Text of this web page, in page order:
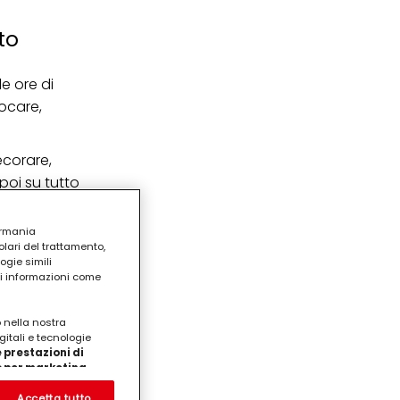
ore di
su tutto
del trattamento,
simili
informazioni come
nella nostra
e tecnologie
prestazioni di
per marketing
noi